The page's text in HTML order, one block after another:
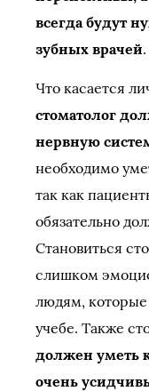
всегда будут
зубных врачей.
Что касается
стоматолог
нервную
необходимо
так как
обязательно
Становиться
слишком
людям, которые
учебе. Также
должен уметь
очень